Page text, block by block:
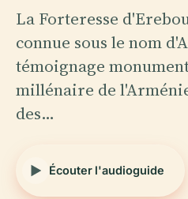
La Forteresse
connue sous le nom
témoignage
millénaire de
des…
Écouter l'audioguide